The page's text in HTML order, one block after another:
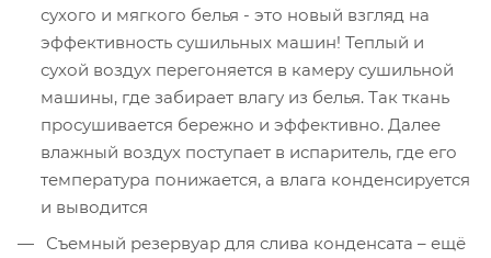
сухого и мягкого белья - это новый взгляд на
эффективность сушильных машин! Теплый и
сухой воздух перегоняется в камеру сушильной
машины, где забирает влагу из белья. Так ткань
просушивается бережно и эффективно. Далее
влажный воздух поступает в испаритель, где его
температура понижается, а влага конденсируется
и выводится
Съемный резервуар для слива конденсата – ещё